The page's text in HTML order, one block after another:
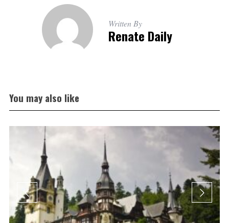
Written By
Renate Daily
You may also like